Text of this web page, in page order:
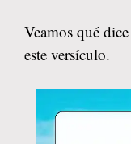
Veamos qué
este versículo.